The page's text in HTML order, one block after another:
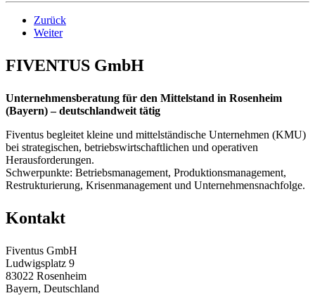
Zurück
Weiter
FIVENTUS GmbH
Unternehmensberatung für den Mittelstand in Rosenheim
(Bayern) – deutschlandweit tätig
Fiventus begleitet kleine und mittelständische Unternehmen (KMU)
bei strategischen, betriebswirtschaftlichen und operativen
Herausforderungen.
Schwerpunkte: Betriebsmanagement, Produktionsmanagement,
Restrukturierung, Krisenmanagement und Unternehmensnachfolge.
Kontakt
Fiventus GmbH
Ludwigsplatz 9
83022 Rosenheim
Bayern, Deutschland